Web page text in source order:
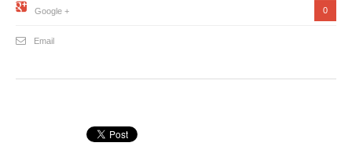
Google + 0
Email